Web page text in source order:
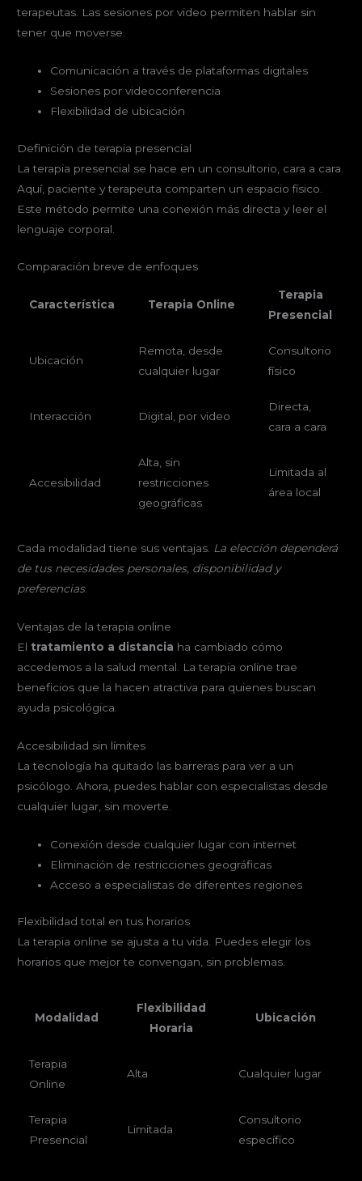
terapeutas. Las sesiones por video permiten hablar sin
tener que moverse.
Comunicación a través de plataformas digitales
Sesiones por videoconferencia
Flexibilidad de ubicación
Definición de terapia presencial
La terapia presencial se hace en un consultorio, cara a cara.
Aquí, paciente y terapeuta comparten un espacio físico.
Este método permite una conexión más directa y leer el
lenguaje corporal.
Comparación breve de enfoques
Característica Terapia Online
Terapia
Presencial
Ubicación
Remota, desde
cualquier lugar
Consultorio
físico
Interacción Digital, por video
Directa,
cara a cara
Accesibilidad
Alta, sin
restricciones
geográficas
Limitada al
área local
Cada modalidad tiene sus ventajas. La elección dependerá
de tus necesidades personales, disponibilidad y
preferencias.
Ventajas de la terapia online
El tratamiento a distancia ha cambiado cómo
accedemos a la salud mental. La terapia online trae
beneficios que la hacen atractiva para quienes buscan
ayuda psicológica.
Accesibilidad sin límites
La tecnología ha quitado las barreras para ver a un
psicólogo. Ahora, puedes hablar con especialistas desde
cualquier lugar, sin moverte.
Conexión desde cualquier lugar con internet
Eliminación de restricciones geográficas
Acceso a especialistas de diferentes regiones
Flexibilidad total en tus horarios
La terapia online se ajusta a tu vida. Puedes elegir los
horarios que mejor te convengan, sin problemas.
Modalidad
Flexibilidad
Horaria
Ubicación
Terapia
Online
Alta Cualquier lugar
Terapia
Presencial
Limitada
Consultorio
específico